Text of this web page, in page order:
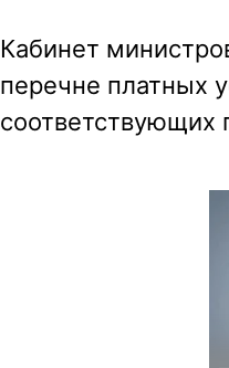
Кабинет
перечне платных
соответствующих